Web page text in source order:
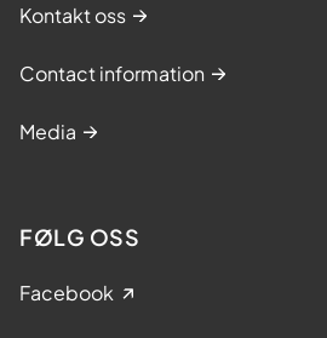
Kontakt oss
Contact information
Media
FØLG OSS
Facebook